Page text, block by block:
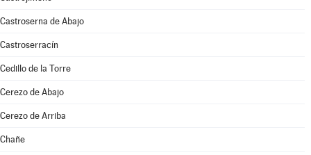
Castroserna de Abajo
Castroserracín
Cedillo de la Torre
Cerezo de Abajo
Cerezo de Arriba
Chañe